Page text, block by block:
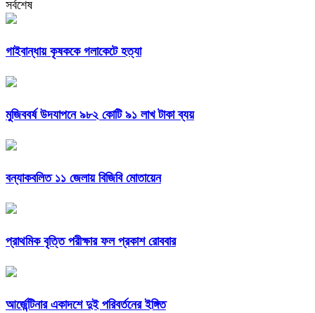
সর্বশেষ
গাইবান্ধায় কৃষককে গলাকেটে হত্যা
মুজিববর্ষ উদযাপনে ৯৮২ কোটি ৯১ লাখ টাকা ব্যয়
বন্যাকবলিত ১১ জেলায় বিজিবি মোতায়েন
প্রাথমিক বৃত্তি পরীক্ষার ফল প্রকাশ রোববার
আর্জেন্টিনার একাদশে দুই পরিবর্তনের ইঙ্গিত